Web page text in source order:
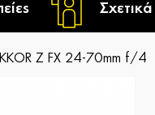
Z FX 24-70mm f/4